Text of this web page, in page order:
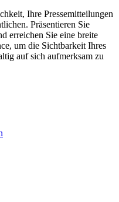
Ihre Pressemitteilungen
Präsentieren Sie
erreichen Sie eine breite
um die Sichtbarkeit Ihres
auf sich aufmerksam zu